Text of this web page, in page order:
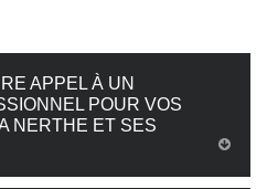
APPEL À UN
POUR VOS
NERTHE ET SES